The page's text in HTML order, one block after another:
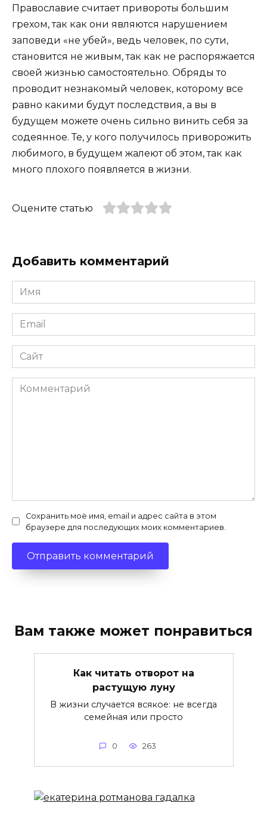
Православие считает привороты большим
грехом, так как они являются нарушением
заповеди «не убей», ведь человек, по сути,
становится не живым, так как не распоряжается
своей жизнью самостоятельно. Обряды то
проводит незнакомый человек, которому все
равно какими будут последствия, а вы в
будущем можете очень сильно винить себя за
содеянное. Те, у кого получилось приворожить
любимого, в будущем жалеют об этом, так как
много плохого появляется в жизни.
Оцените статью
Добавить комментарий
Имя
*
Email
*
Сайт
Комментарий
Сохранить моё имя, email и адрес сайта в этом
браузере для последующих моих комментариев.
Вам также может понравиться
Как читать отворот на
растущую луну
В жизни случается всякое: не всегда
семейная или просто
0 263